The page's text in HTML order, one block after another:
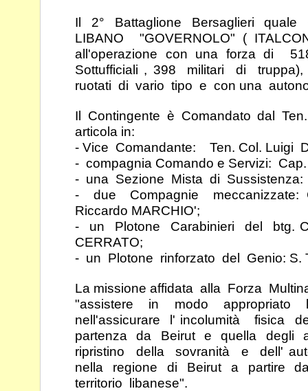
Il 2° Battaglione Bersaglieri quale
LIBANO "GOVERNOLO" (
all'operazione con una forza di
Sottufficiali , 398 militari di
ruotati di vario tipo e con una
Il Contingente è Comandato dal
articola in:
- Vice Comandante: Ten. Col. Luigi
- compagnia Comando e Servizi:
- una Sezione Mista di Sussistenza:
- due Compagnie meccanizzate:
Riccardo MARCHIO';
- un Plotone Carabinieri del btg.
CERRATO;
- un Plotone rinforzato del Genio: S.
La missione affidata alla Forza
"assistere in modo
nell'assicurare l' incolumità fisica
partenza da Beirut e quella degli
ripristino della sovranità e dell'
nella regione di Beirut a partire
territorio libanese".